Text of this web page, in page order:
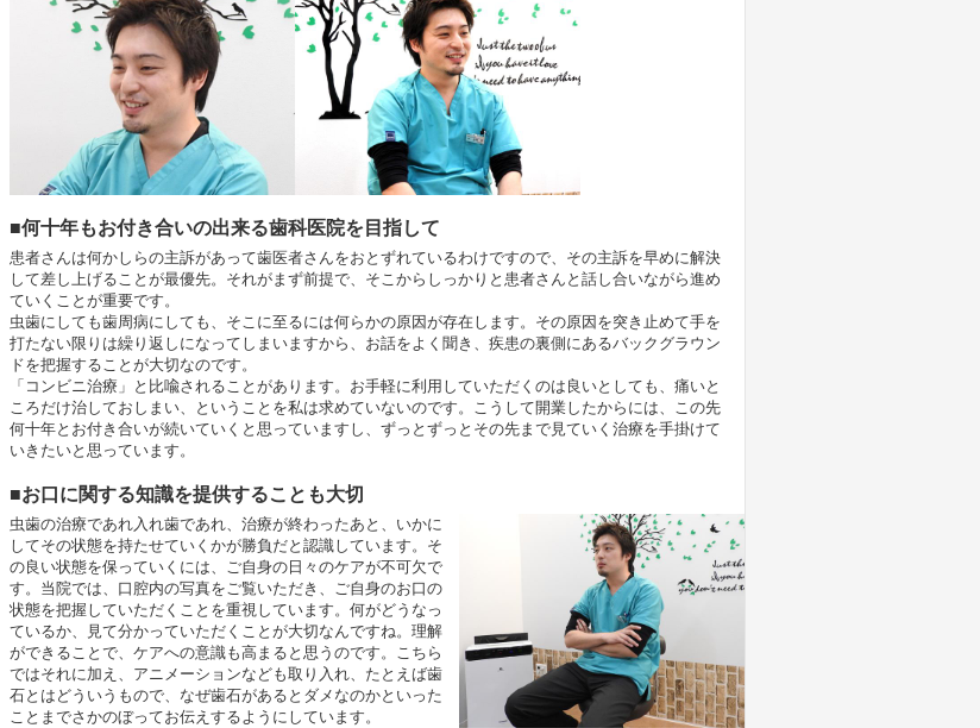
■何十年もお付き合いの出来る歯科医院を目指して
患者さんは何かしらの主訴があって歯医者さんをおとずれているわけですので、その主訴を早めに解決
して差し上げることが最優先。それがまず前提で、そこからしっかりと患者さんと話し合いながら進め
ていくことが重要です。
虫歯にしても歯周病にしても、そこに至るには何らかの原因が存在します。その原因を突き止めて手を
打たない限りは繰り返しになってしまいますから、お話をよく聞き、疾患の裏側にあるバックグラウン
ドを把握することが大切なのです。
「コンビニ治療」と比喩されることがあります。お手軽に利用していただくのは良いとしても、痛いと
ころだけ治しておしまい、ということを私は求めていないのです。こうして開業したからには、この先
何十年とお付き合いが続いていくと思っていますし、ずっとずっとその先まで見ていく治療を手掛けて
いきたいと思っています。
■お口に関する知識を提供することも大切
虫歯の治療であれ入れ歯であれ、治療が終わったあと、いかに
してその状態を持たせていくかが勝負だと認識しています。そ
の良い状態を保っていくには、ご自身の日々のケアが不可欠で
す。当院では、口腔内の写真をご覧いただき、ご自身のお口の
状態を把握していただくことを重視しています。何がどうなっ
ているか、見て分かっていただくことが大切なんですね。理解
ができることで、ケアへの意識も高まると思うのです。こちら
ではそれに加え、アニメーションなども取り入れ、たとえば歯
石とはどういうもので、なぜ歯石があるとダメなのかといった
ことまでさかのぼってお伝えするようにしています。